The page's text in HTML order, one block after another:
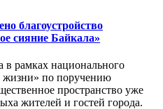
благоустройство
сияние Байкала»
в рамках национального
жизни» по поручению
пространство уже
жителей и гостей города.